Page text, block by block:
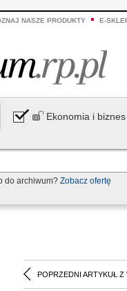
NASZE PRODUKTY E-
Ekonomia i biznes
do archiwum? Zobacz ofertę
POPRZEDNI ARTYKUŁ Z